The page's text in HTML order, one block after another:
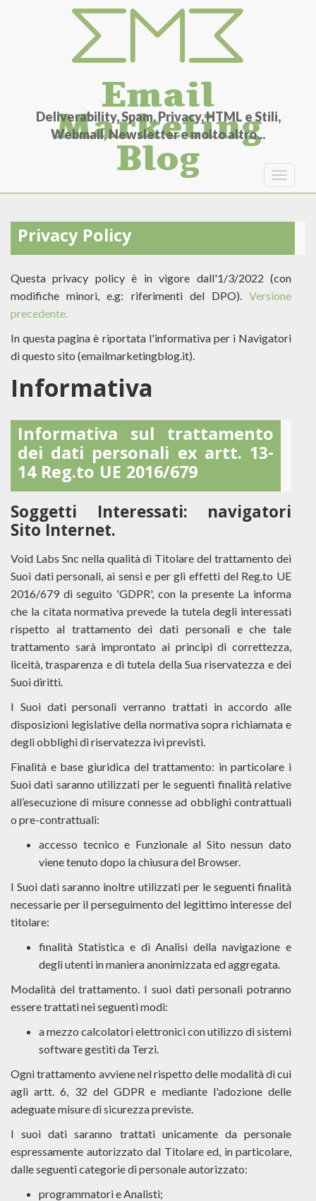
Email
Marketing
Blog
Deliverability, Spam, Privacy, HTML e Stili,
Webmail, Newsletter e molto altro...
Toggle
Privacy Policy
Questa privacy policy è in vigore dall'1/3/2022 (con
modifiche minori, e.g: riferimenti del DPO). Versione
precedente.
In questa pagina è riportata l'informativa per i Navigatori
di questo sito (emailmarketingblog.it).
Informativa
Informativa sul trattamento
dei dati personali ex artt. 13-
14 Reg.to UE 2016/679
Soggetti Interessati: navigatori
Sito Internet.
Void Labs Snc nella qualità di Titolare del trattamento dei
Suoi dati personali, ai sensi e per gli effetti del Reg.to UE
2016/679 di seguito 'GDPR', con la presente La informa
che la citata normativa prevede la tutela degli interessati
rispetto al trattamento dei dati personali e che tale
trattamento sarà improntato ai principi di correttezza,
liceità, trasparenza e di tutela della Sua riservatezza e dei
Suoi diritti.
I Suoi dati personali verranno trattati in accordo alle
disposizioni legislative della normativa sopra richiamata e
degli obblighi di riservatezza ivi previsti.
Finalità e base giuridica del trattamento: in particolare i
Suoi dati saranno utilizzati per le seguenti finalità relative
all’esecuzione di misure connesse ad obblighi contrattuali
o pre-contrattuali:
accesso tecnico e Funzionale al Sito nessun dato
viene tenuto dopo la chiusura del Browser.
I Suoi dati saranno inoltre utilizzati per le seguenti finalità
necessarie per il perseguimento del legittimo interesse del
titolare:
finalità Statistica e di Analisi della navigazione e
degli utenti in maniera anonimizzata ed aggregata.
Modalità del trattamento. I suoi dati personali potranno
essere trattati nei seguenti modi:
a mezzo calcolatori elettronici con utilizzo di sistemi
software gestiti da Terzi.
Ogni trattamento avviene nel rispetto delle modalità di cui
agli artt. 6, 32 del GDPR e mediante l'adozione delle
adeguate misure di sicurezza previste.
I suoi dati saranno trattati unicamente da personale
espressamente autorizzato dal Titolare ed, in particolare,
dalle seguenti categorie di personale autorizzato:
programmatori e Analisti;